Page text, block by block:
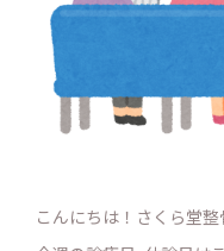
こんにちは！さくら堂